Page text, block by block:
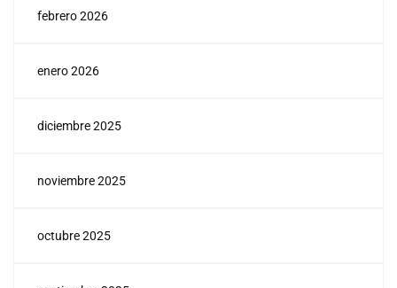
febrero 2026
enero 2026
diciembre 2025
noviembre 2025
octubre 2025